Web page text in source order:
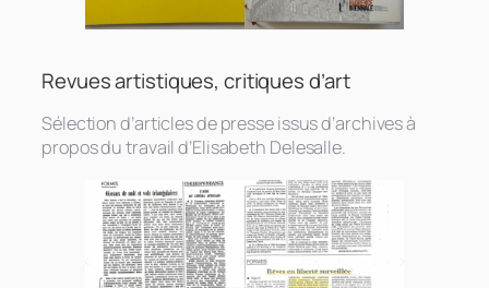
Revues artistiques, critiques d’art
Sélection d’articles de presse issus d’archives à
propos du travail d’Elisabeth Delesalle.